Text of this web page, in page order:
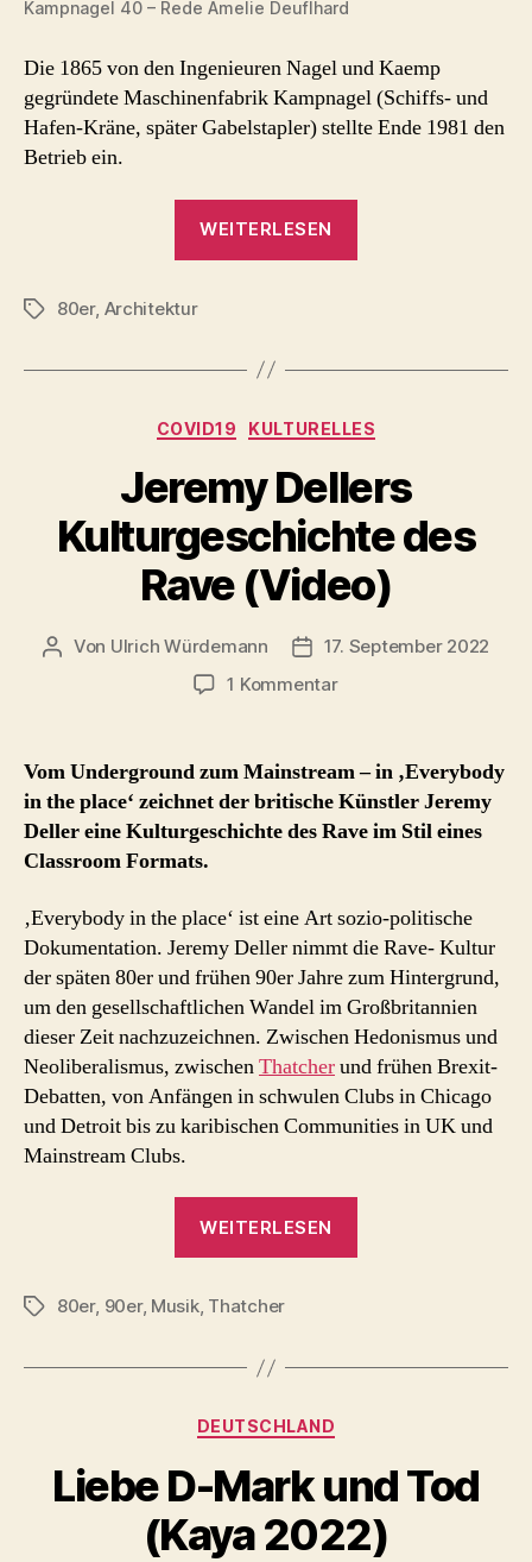
Kampnagel 40 – Rede Amelie Deuflhard
Die 1865 von den Ingenieuren Nagel und Kaemp
gegründete Maschinenfabrik Kampnagel (Schiffs- und
Hafen-Kräne, später Gabelstapler) stellte Ende 1981 den
Betrieb ein.
WEITERLESEN
Schlagwörter
80er, Architektur
Kategorien
COVID19 KULTURELLES
Jeremy Dellers
Kulturgeschichte des
Rave (Video)
Beitragsautor
Von Ulrich Würdemann Beitragsdatum
17. September 2022
1 Kommentarzu
Kulturgeschichte
Rave
(Video)
Vom Underground zum Mainstream – in ‚Everybody
in the place‘ zeichnet der britische Künstler Jeremy
Deller eine Kulturgeschichte des Rave im Stil eines
Classroom Formats.
‚Everybody in the place‘ ist eine Art sozio-politische
Dokumentation. Jeremy Deller nimmt die Rave- Kultur
der späten 80er und frühen 90er Jahre zum Hintergrund,
um den gesellschaftlichen Wandel im Großbritannien
dieser Zeit nachzuzeichnen. Zwischen Hedonismus und
Neoliberalismus, zwischenThatcherund frühen Brexit-
Debatten, von Anfängen in schwulen Clubs in Chicago
und Detroit bis zu karibischen Communities in UK und
Mainstream Clubs.
WEITERLESEN
(Video)“
Schlagwörter
80er, 90er, Musik, Thatcher
Kategorien
DEUTSCHLAND
Liebe D-Mark und Tod
(Kaya 2022)